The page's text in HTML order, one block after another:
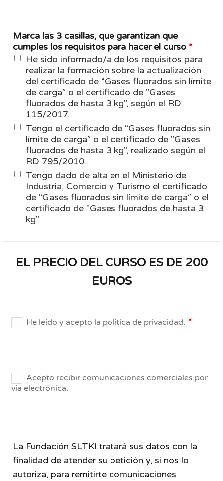
Marca las 3 casillas, que garantizan que
cumples los requisitos para hacer el curso *
He sido informado/a de los requisitos para
realizar la formación sobre la actualización
del certificado de “Gases fluorados sin límite
de carga” o el certificado de "Gases
fluorados de hasta 3 kg", según el RD
115/2017.
Tengo el certificado de “Gases fluorados sin
límite de carga” o el certificado de "Gases
fluorados de hasta 3 kg", realizado según el
RD 795/2010.
Tengo dado de alta en el Ministerio de
Industria, Comercio y Turismo el certificado
de “Gases fluorados sin límite de carga” o el
certificado de "Gases fluorados de hasta 3
kg".
EL PRECIO DEL CURSO ES DE 200
EUROS
La Fundación SLTKI tratará sus datos con la
finalidad de atender su petición y, si nos lo
autoriza, para remitirte comunicaciones